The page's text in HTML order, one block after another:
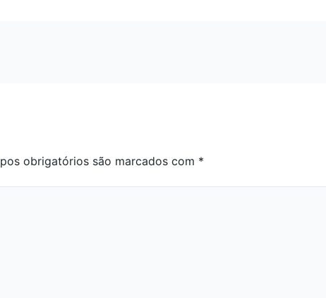
obrigatórios são marcados com *